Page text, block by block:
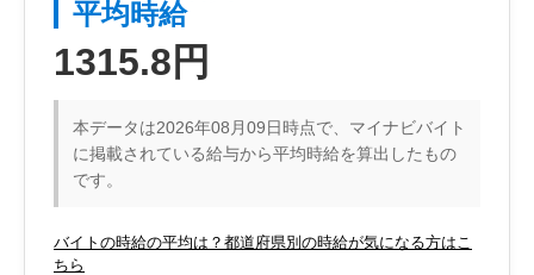
平均時給
1315.8円
本データは2026年08月09日時点で、マイナビバイト
に掲載されている給与から平均時給を算出したもの
です。
バイトの時給の平均は？都道府県別の時給が気になる方はこ
ちら